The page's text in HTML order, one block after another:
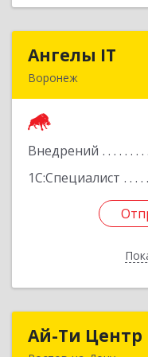
Ангелы IT
Воронеж
Внедрений
1С:Специалист
Ай-Ти Центр